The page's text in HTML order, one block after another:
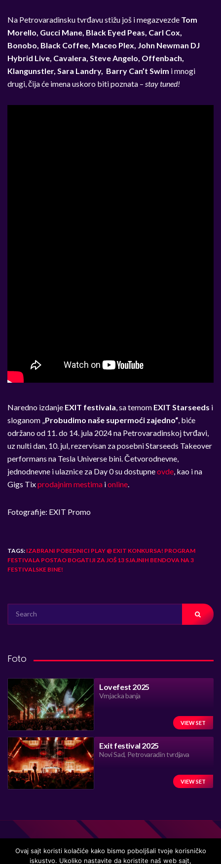
Na Petrovaradinsku tvrđavu stižu još i megazvezde Tom
Morello, Gucci Mane, Black Eyed Peas, Carl Cox,
Bonobo, Black Coffee, Maceo Plex, John Newman DJ
Hybrid Live, Cavalera, Steve Angelo, Offenbach,
Klangunstler, Sara Landry, Barry Can’t Swim i mnogi
drugi, čija će imena uskoro biti poznata – stay tuned!
Naredno izdanje EXIT festivala, sa temom EXIT Starseeds i
sloganom „Probudimo naše supermoći zajedno“, biće
održano od 11. do 14. jula 2024 na Petrovaradinskoj tvrđavi,
uz nulti dan, 10. jul, rezervisan za posebni Starseeds Takeover
performans na Tesla Universe bini. Četvorodnevne,
jednodnevne i ulaznice za Day 0 su dostupneovde, kao i na
Gigs Tixprodajnim mestima ionline.
Fotografije: EXIT Promo
TAGS: IZABRANI POBEDNICI PLAY @ EXIT KONKURSA! PROGRAM
FESTIVALA POSTAO BOGATIJI ZA JOŠ 13 SJAJNIH BENDOVA NA 3
FESTIVALSKE BINE!
FOR:
Foto
Lovefest 2025
Vrnjacka banja
VIEW SET
Exit festival 2025
Novi Sad, Petrovaradin tvrdjava
VIEW SET
Ovaj sajt koristi kolačiće kako bismo poboljšali tvoje korisničko
iskustvo. Ukoliko nastavite da koristite naš web sajt,